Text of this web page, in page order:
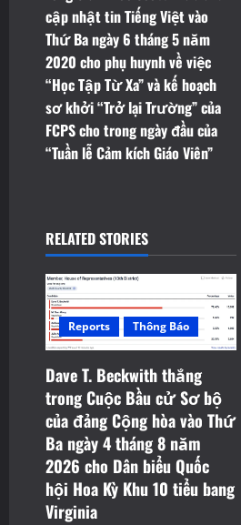
n
a
v
i
g
t
i
o
n
cập nhật tin Tiếng Việt vào
Thứ Ba ngày 6 tháng 5 năm
2020 cho phụ huynh về việc
“Học Tập Từ Xa” và kế hoạch
sơ khởi “Trở lại Trường” của
FCPS cho trong ngày đầu của
“Tuần lễ Cảm kích Giáo Viên”
RELATED STORIES
Reports Thông Báo
Dave T. Beckwith thắng
trong Cuộc Bầu cử Sơ bộ
của đảng Cộng hòa vào Thứ
Ba ngày 4 tháng 8 năm
2026 cho Dân biểu Quốc
hội Hoa Kỳ Khu 10 tiểu bang
Virginia